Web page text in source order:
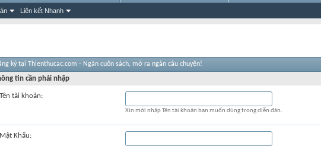
Liên kết Nhanh
ký tại Thienthucac.com - Ngàn cuốn sách, mở ra ngàn câu chuyện!
tin cần phải nhập
Tên tài khoản:
Xin mời nhập Tên tài khoản bạn muốn dùng trong diễn đàn.
Mật Khẩu: